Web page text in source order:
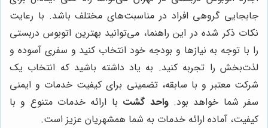
جابجایی گروهی افراد در مناسبت‌های مختلف باشد. با رعایت
نکات ذکر شده در این راهنما، می‌توانید بهترین اتوبوس دربستی
را با توجه به نیازها و بودجه خود انتخاب کنید و سفری آسوده و
لذت‌بخش را تجربه کنید. به یاد داشته باشید که انتخاب یک
شرکت معتبر و با سابقه، تضمینی برای کیفیت خدمات و ایمنی
سفر شما خواهد بود.واحد گشت با ارائه خدمات متنوع و با
کیفیت، آماده ارائه خدمات به شما همشهریان عزیز است.